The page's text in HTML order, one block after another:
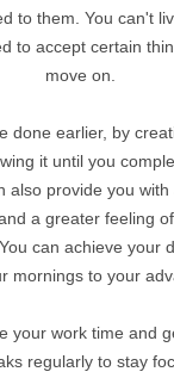
to them. You can't
to accept certain
move on.
done earlier, by
it until you
also provide you
a greater feeling
can achieve your
mornings to your
your work time and
regularly to stay